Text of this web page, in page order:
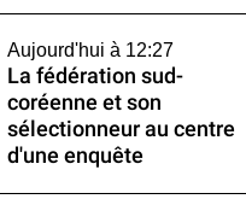
Aujourd'hui à 12:27
La fédération sud-
coréenne et son
sélectionneur au centre
d'une enquête